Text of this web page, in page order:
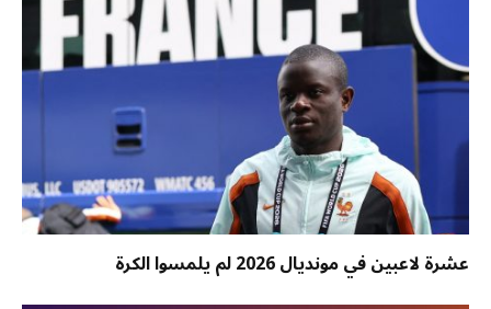
عشرة لاعبين في مونديال 2026 لم يلمسوا الكرة